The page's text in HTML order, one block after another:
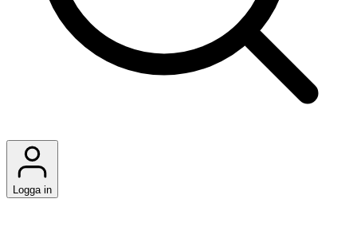
Logga in